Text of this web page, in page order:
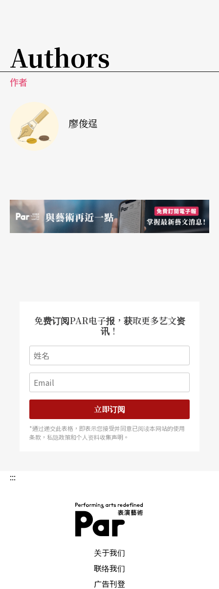
Authors
作者
廖俊逞
免费订阅PAR电子报，获取更多艺文资
讯！
立即订阅
*通过递交此表格，即表示您接受并同意已阅读本网站的使用
条款，私隐政策和个人资料收集声明。
:::
关于我们
联络我们
广告刊登